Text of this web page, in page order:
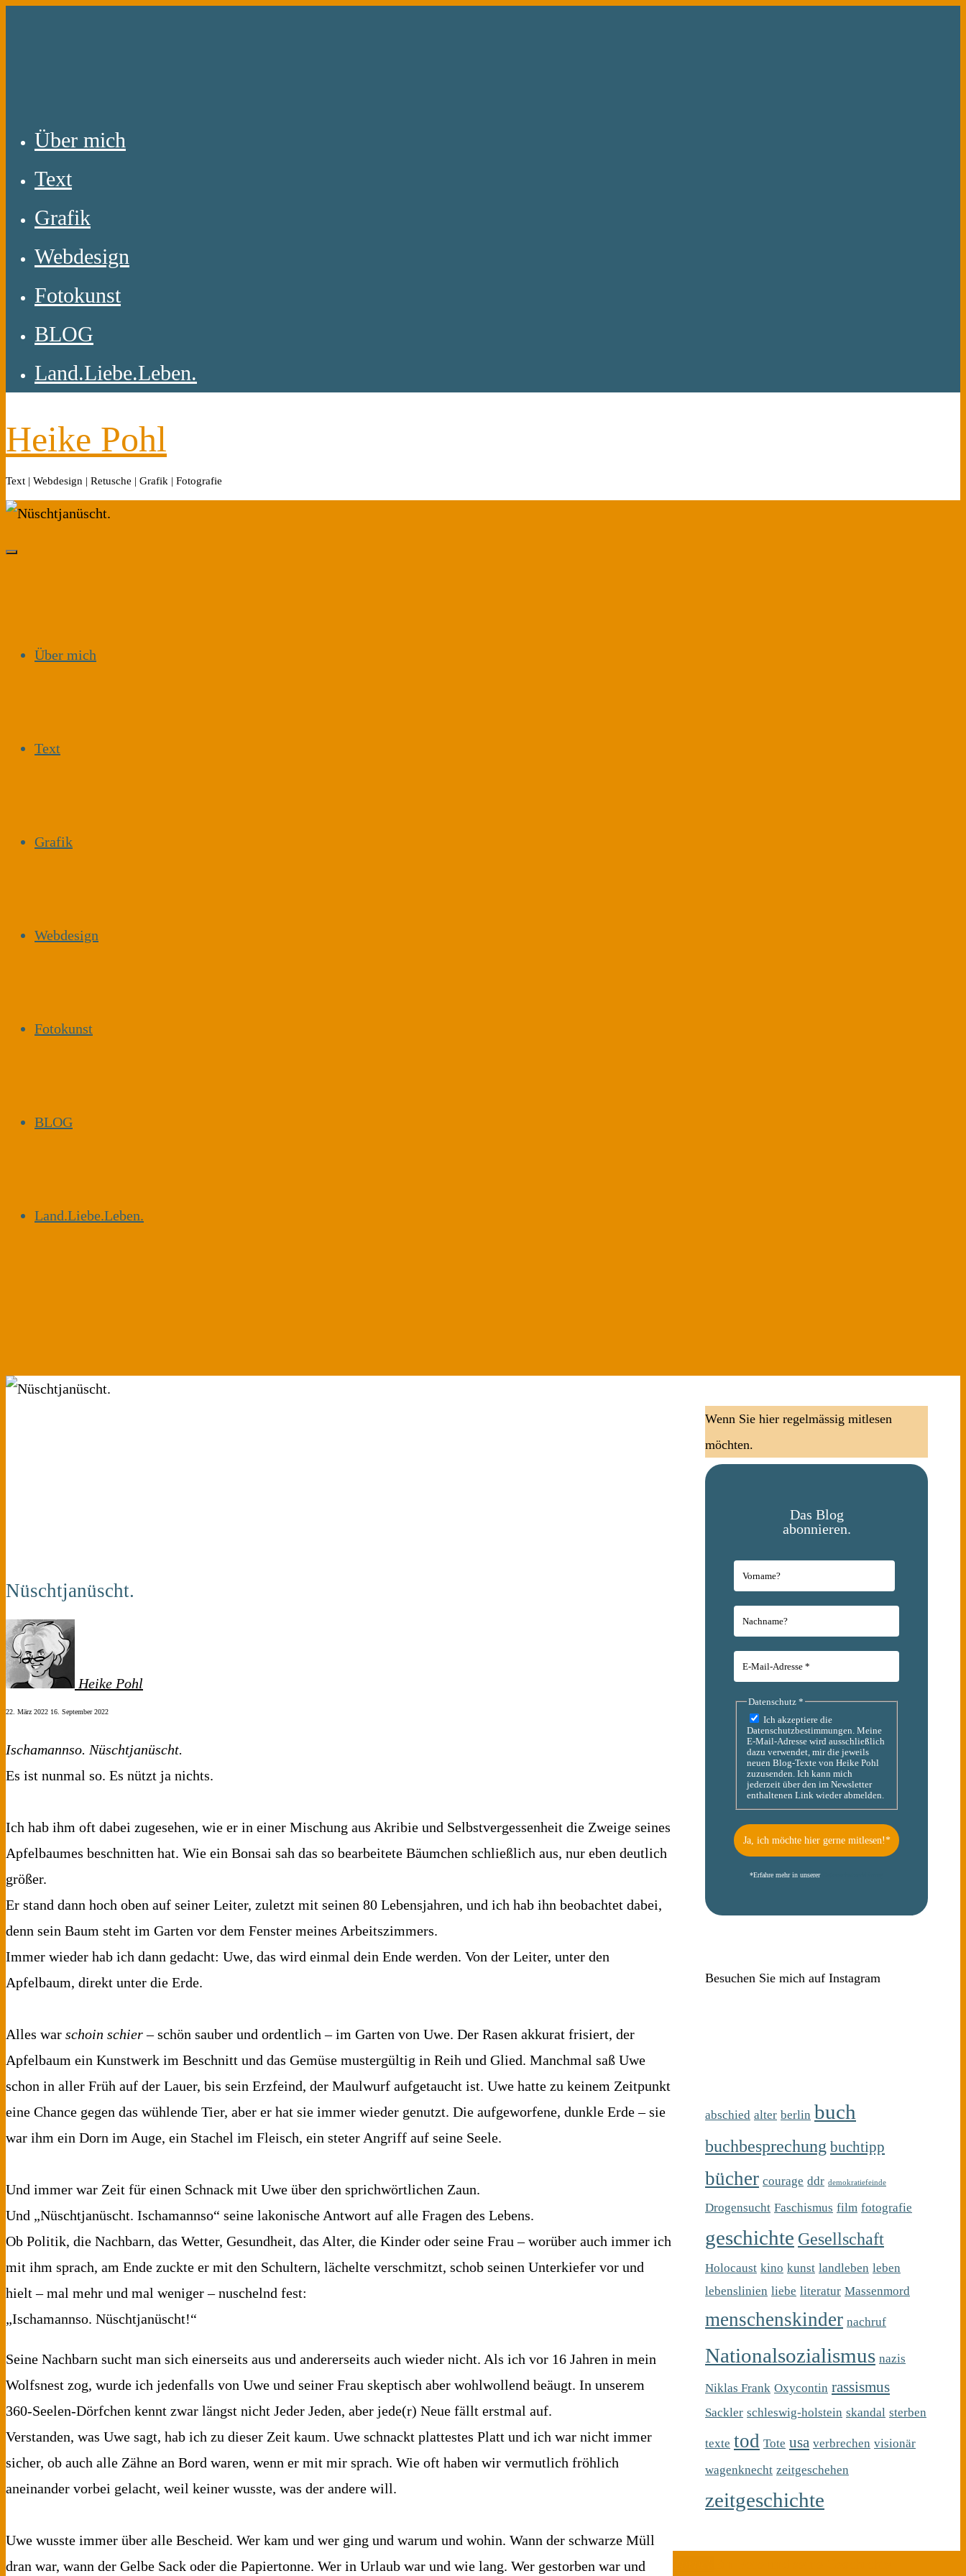
Über mich
Text
Grafik
Webdesign
Fotokunst
BLOG
Land.Liebe.Leben.
Heike Pohl
Text | Webdesign | Retusche | Grafik | Fotografie
Über mich
Text
Grafik
Webdesign
Fotokunst
BLOG
Land.Liebe.Leben.
Nüschtjanüscht.
Heike Pohl
22. März 2022 16. September 2022
Ischamannso. Nüschtjanüscht.
Es ist nunmal so. Es nützt ja nichts.
Ich hab ihm oft dabei zugesehen, wie er in einer Mischung aus Akribie und Selbstvergessenheit die Zweige seines
Apfelbaumes beschnitten hat. Wie ein Bonsai sah das so bearbeitete Bäumchen schließlich aus, nur eben deutlich
größer.
Er stand dann hoch oben auf seiner Leiter, zuletzt mit seinen 80 Lebensjahren, und ich hab ihn beobachtet dabei,
denn sein Baum steht im Garten vor dem Fenster meines Arbeitszimmers.
Immer wieder hab ich dann gedacht: Uwe, das wird einmal dein Ende werden. Von der Leiter, unter den
Apfelbaum, direkt unter die Erde.
Alles war schoin schier– schön sauber und ordentlich – im Garten von Uwe. Der Rasen akkurat frisiert, der
Apfelbaum ein Kunstwerk im Beschnitt und das Gemüse mustergültig in Reih und Glied. Manchmal saß Uwe
schon in aller Früh auf der Lauer, bis sein Erzfeind, der Maulwurf aufgetaucht ist. Uwe hatte zu keinem Zeitpunkt
eine Chance gegen das wühlende Tier, aber er hat sie immer wieder genutzt. Die aufgeworfene, dunkle Erde – sie
war ihm ein Dorn im Auge, ein Stachel im Fleisch, ein steter Angriff auf seine Seele.
Und immer war Zeit für einen Schnack mit Uwe über den sprichwörtlichen Zaun.
Und „Nüschtjanüscht. Ischamannso“ seine lakonische Antwort auf alle Fragen des Lebens.
Ob Politik, die Nachbarn, das Wetter, Gesundheit, das Alter, die Kinder oder seine Frau – worüber auch immer ich
mit ihm sprach, am Ende zuckte er mit den Schultern, lächelte verschmitzt, schob seinen Unterkiefer vor und
hielt – mal mehr und mal weniger – nuschelnd fest:
„Ischamannso. Nüschtjanüscht!“
Seine Nachbarn sucht man sich einerseits aus und andererseits auch wieder nicht. Als ich vor 16 Jahren in mein
Wolfsnest zog, wurde ich jedenfalls von Uwe und seiner Frau skeptisch aber wohlwollend beäugt. In unserem
360-Seelen-Dörfchen kennt zwar längst nicht Jeder Jeden, aber jede(r) Neue fällt erstmal auf.
Verstanden, was Uwe sagt, hab ich zu dieser Zeit kaum. Uwe schnackt plattestes Platt und ich war nicht immer
sicher, ob auch alle Zähne an Bord waren, wenn er mit mir sprach. Wie oft haben wir vermutlich fröhlich
aneinander vorbei gelacht, weil keiner wusste, was der andere will.
Uwe wusste immer über alle Bescheid. Wer kam und wer ging und warum und wohin. Wann der schwarze Müll
dran war, wann der Gelbe Sack oder die Papiertonne. Wer in Urlaub war und wie lang. Wer gestorben war und
Wenn Sie hier regelmässig mitlesen
möchten.
Das Blog
abonnieren.
Datenschutz *
Ich akzeptiere die
Datenschutzbestimmungen. Meine
E-Mail-Adresse wird ausschließlich
dazu verwendet, mir die jeweils
neuen Blog-Texte von Heike Pohl
zuzusenden. Ich kann mich
jederzeit über den im Newsletter
enthaltenen Link wieder abmelden.
*Erfahre mehr in unserer
Besuchen Sie mich auf Instagram
abschied alter berlin buch
buchbesprechung buchtipp
bücher courage ddr demokratiefeinde
Drogensucht Faschismus film fotografie
geschichte Gesellschaft
Holocaust kino kunst landleben leben
lebenslinien liebe literatur Massenmord
menschenskinder nachruf
Nationalsozialismus nazis
Niklas Frank Oxycontin rassismus
Sackler schleswig-holstein skandal sterben
texte tod Tote usa verbrechen visionär
wagenknecht zeitgeschehen
zeitgeschichte